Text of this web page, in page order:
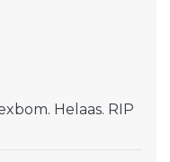
Helaas. RIP